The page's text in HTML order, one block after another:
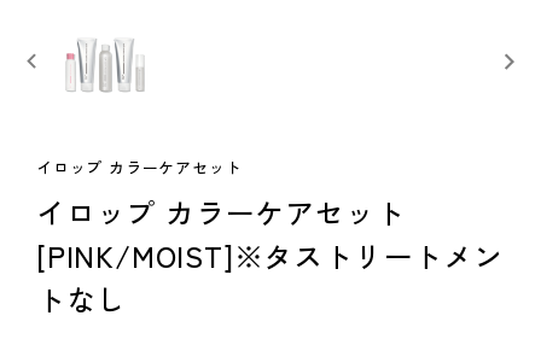
イロップ カラーケアセット
イロップ カラーケアセット
[PINK/MOIST]※タストリートメン
トなし